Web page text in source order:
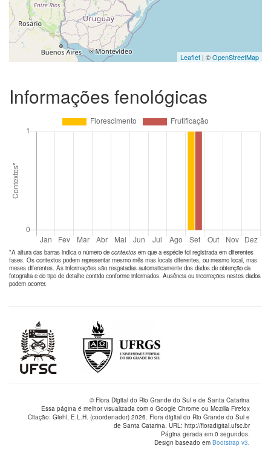
Leaflet | ©OpenStreetMap
Informações fenológicas
*A altura das barras indica o número de contextos em que a espécie foi registrada em diferentes
fases. Os contextos podem representar mesmo mês mas locais diferentes, ou mesmo local, mas
meses diferentes. As informações são resgatadas automaticamente dos dados de obtenção da
fotografia e do tipo de detalhe contido conforme informados. Ausência ou incorreções nestes dados
podem ocorrer.
© Flora Digital do Rio Grande do Sul e de Santa Catarina
Essa página é melhor visualizada com o Google Chrome ou Mozilla Firefox
Citação: Giehl, E.L.H. (coordenador) 2026. Flora digital do Rio Grande do Sul e
de Santa Catarina. URL: http://floradigital.ufsc.br
Página gerada em 0 segundos.
Design baseado em Bootstrap v3